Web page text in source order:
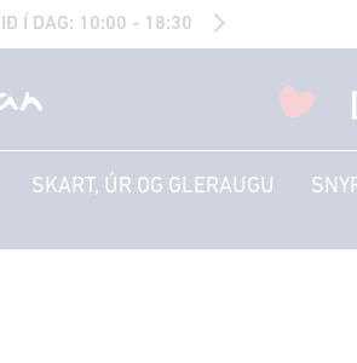
Í DAG: 10:00 - 18:30
SKART, ÚR OG GLERAUGU